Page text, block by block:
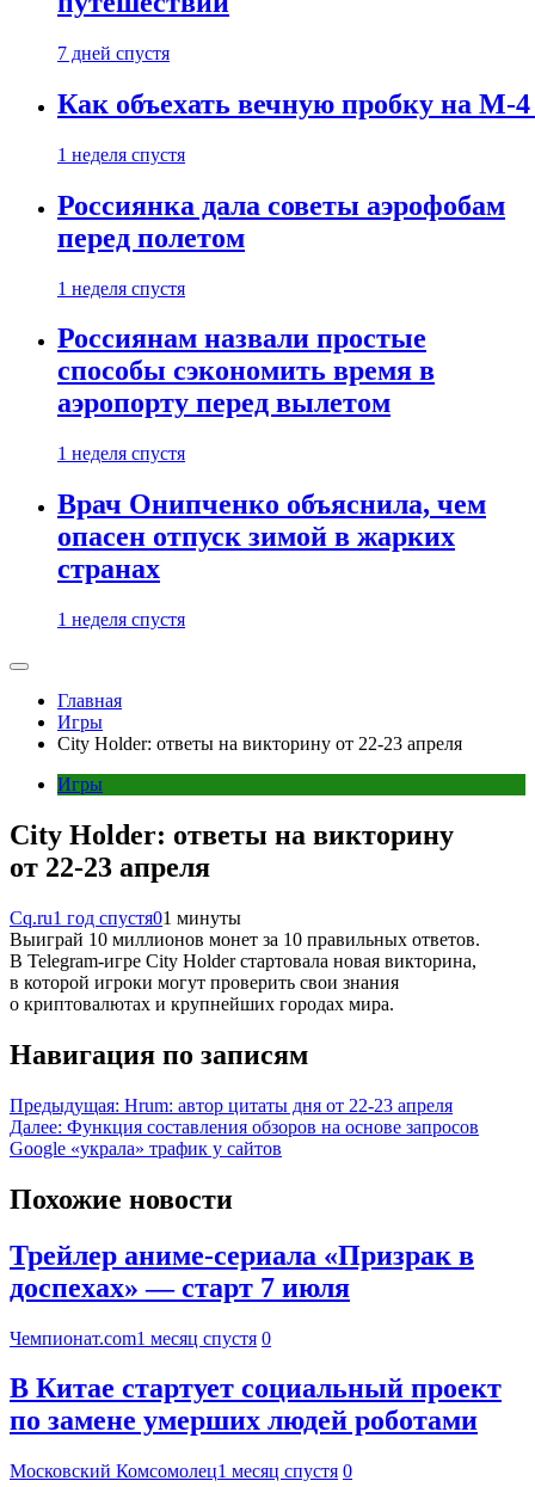
7 дней спустя
Как объехать вечную пробку на М-
1 неделя спустя
Россиянка дала советы аэрофобам
перед полетом
1 неделя спустя
Россиянам назвали простые
способы сэкономить время в
аэропорту перед вылетом
1 неделя спустя
Врач Онипченко объяснила, чем
опасен отпуск зимой в жарких
странах
1 неделя спустя
Главная
Игры
City Holder: ответы на викторину от 22-23 апреля
Игры
City Holder: ответы на викторину
от 22-23 апреля
Cq.ru1 год спустя01 минуты
Выиграй 10 миллионов монет за 10 правильных ответов.
В Telegram-игре City Holder стартовала новая викторина,
в которой игроки могут проверить свои знания
о криптовалютах и крупнейших городах мира.
Навигация по записям
Предыдущая: Hrum: автор цитаты дня от 22-23 апреля
Далее: Функция составления обзоров на основе запросов
Google «украла» трафик у сайтов
Похожие новости
Трейлер аниме-сериала «Призрак в
доспехах» — старт 7 июля
Чемпионат.com1 месяц спустя 0
В Китае стартует социальный проект
по замене умерших людей роботами
Московский Комсомолец1 месяц спустя 0